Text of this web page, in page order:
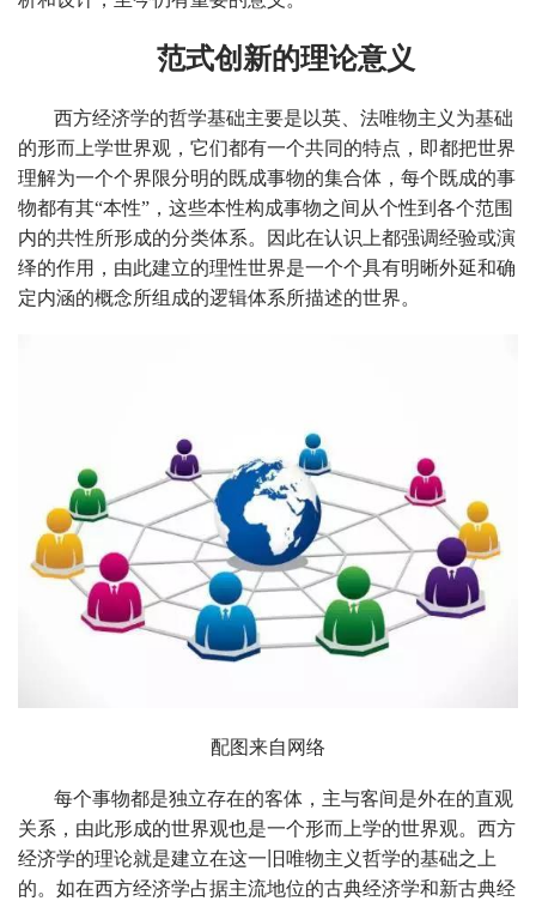
范式创新的理论意义
西方经济学的哲学基础主要是以英、法唯物主义为基础
的形而上学世界观，它们都有一个共同的特点，即都把世界
理解为一个个界限分明的既成事物的集合体，每个既成的事
物都有其“本性”，这些本性构成事物之间从个性到各个范围
内的共性所形成的分类体系。因此在认识上都强调经验或演
绎的作用，由此建立的理性世界是一个个具有明晰外延和确
定内涵的概念所组成的逻辑体系所描述的世界。
配图来自网络
每个事物都是独立存在的客体，主与客间是外在的直观
关系，由此形成的世界观也是一个形而上学的世界观。西方
经济学的理论就是建立在这一旧唯物主义哲学的基础之上
的。如在西方经济学占据主流地位的古典经济学和新古典经